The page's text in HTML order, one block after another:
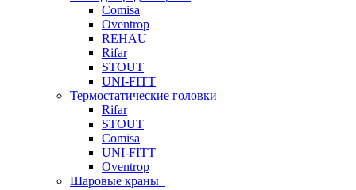
Comisa
Oventrop
REHAU
Rifar
STOUT
UNI-FITT
Термостатические головки
Rifar
STOUT
Comisa
UNI-FITT
Oventrop
Шаровые краны